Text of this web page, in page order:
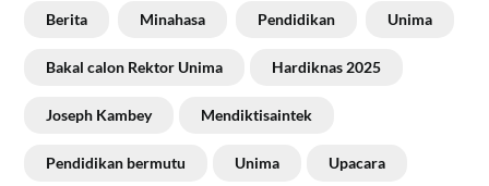
Berita Minahasa Pendidikan Unima
Bakal calon Rektor Unima Hardiknas 2025
Joseph Kambey Mendiktisaintek
Pendidikan bermutu Unima Upacara